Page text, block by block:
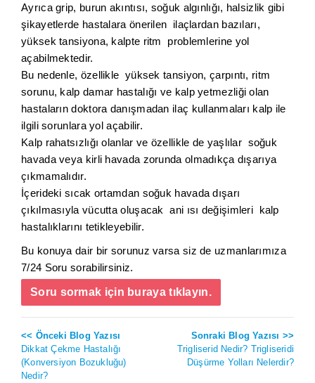
Ayrıca grip, burun akıntısı, soğuk algınlığı, halsizlik gibi
şikayetlerde hastalara önerilen ilaçlardan bazıları,
yüksek tansiyona, kalpte ritm problemlerine yol
açabilmektedir.
Bu nedenle, özellikle yüksek tansiyon, çarpıntı, ritm
sorunu, kalp damar hastalığı ve kalp yetmezliği olan
hastaların doktora danışmadan ilaç kullanmaları kalp ile
ilgili sorunlara yol açabilir.
Kalp rahatsızlığı olanlar ve özellikle de yaşlılar soğuk
havada veya kirli havada zorunda olmadıkça dışarıya
çıkmamalıdır.
İçerideki sıcak ortamdan soğuk havada dışarı
çıkılmasıyla vücutta oluşacak ani ısı değişimleri kalp
hastalıklarını tetikleyebilir.
Bu konuya dair bir sorunuz varsa siz de uzmanlarımıza
7/24 Soru sorabilirsiniz.
Soru sormak için buraya tıklayın.
<< Önceki Blog Yazısı
Dikkat Çekme Hastalığı
(Konversiyon Bozukluğu)
Nedir?
Sonraki Blog Yazısı >>
Trigliserid Nedir? Trigliseridi
Düşürme Yolları Nelerdir?